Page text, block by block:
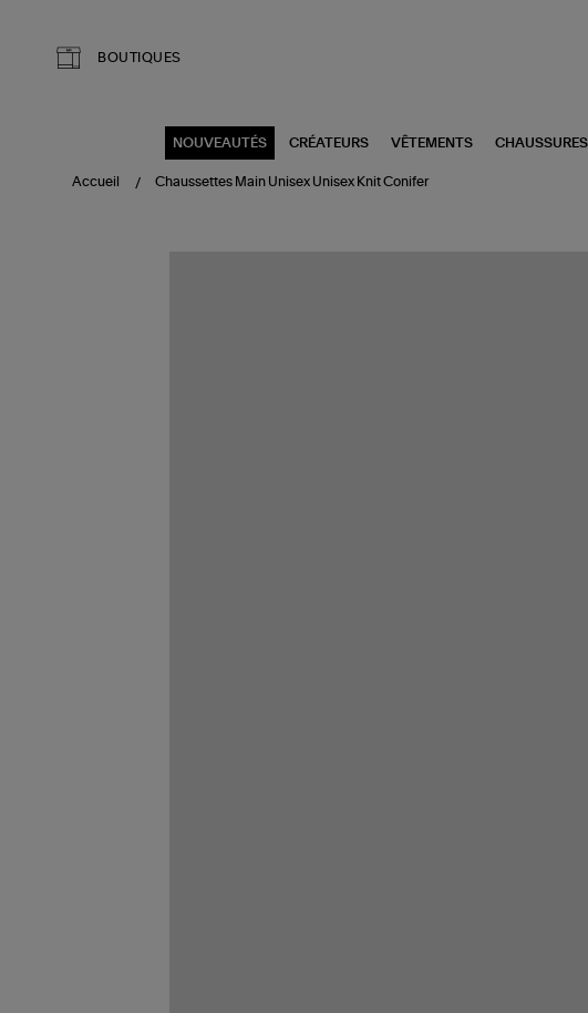
BOUTIQUES
NOUVEAUTÉS CRÉATEURS VÊTEMENTS CHAUSSURES
Accueil Chaussettes Main Unisex Unisex Knit Conifer